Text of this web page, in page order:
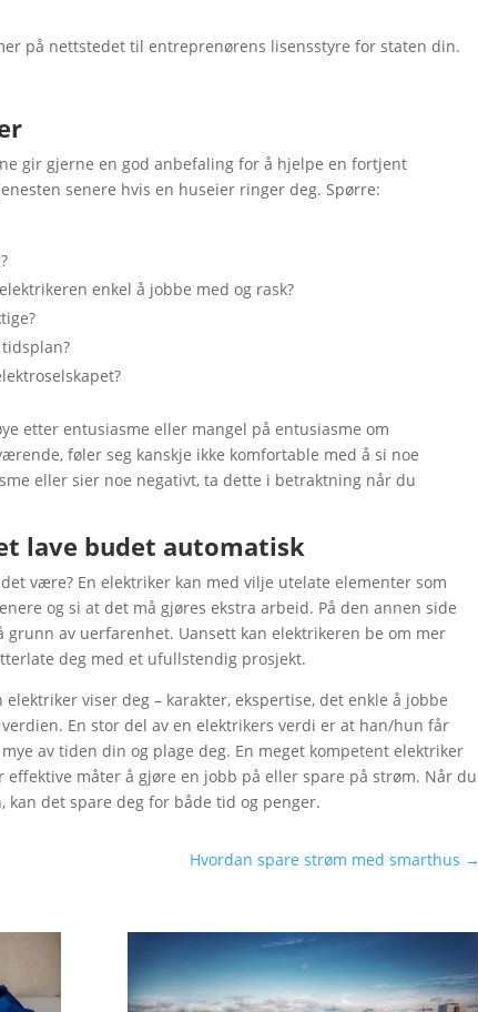
på nettstedet til entreprenørens lisensstyre for staten din.
gir gjerne en god anbefaling for å hjelpe en fortjent
senere hvis en huseier ringer deg. Spørre:
enkel å jobbe med og rask?
etter entusiasme eller mangel på entusiasme om
føler seg kanskje ikke komfortable med å si noe
eller sier noe negativt, ta dette i betraktning når du
lave budet automatisk
være? En elektriker kan med vilje utelate elementer som
og si at det må gjøres ekstra arbeid. På den annen side
av uerfarenhet. Uansett kan elektrikeren be om mer
deg med et ufullstendig prosjekt.
viser deg – karakter, ekspertise, det enkle å jobbe
En stor del av en elektrikers verdi er at han/hun får
av tiden din og plage deg. En meget kompetent elektriker
effektive måter å gjøre en jobb på eller spare på strøm. Når du
det spare deg for både tid og penger.
Hvordan spare strøm med smarthus →